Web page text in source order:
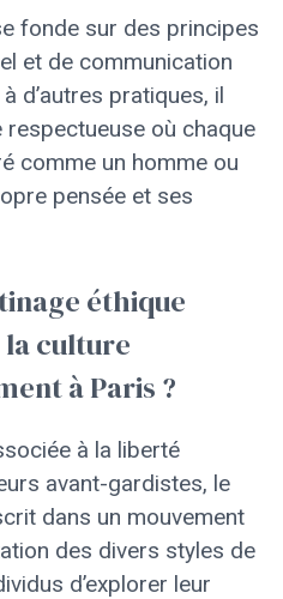
fonde sur des principes
et de communication
d’autres pratiques, il
où chaque
comme un homme ou
pensée et ses
éthique
la culture
à Paris ?
à la liberté
avant-gardistes, le
dans un mouvement
des divers styles de
d’explorer leur